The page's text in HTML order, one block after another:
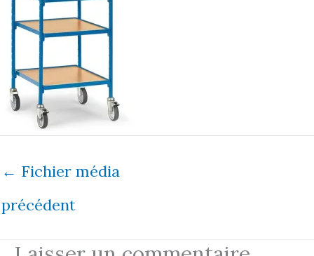
← Fichier média
précédent